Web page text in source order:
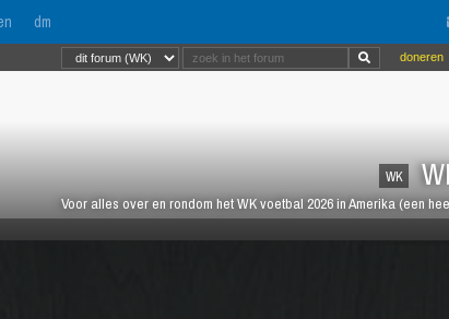
dm
WK
Voor alles over en rondom het WK voetbal 2026 in Amerika (een
doneren